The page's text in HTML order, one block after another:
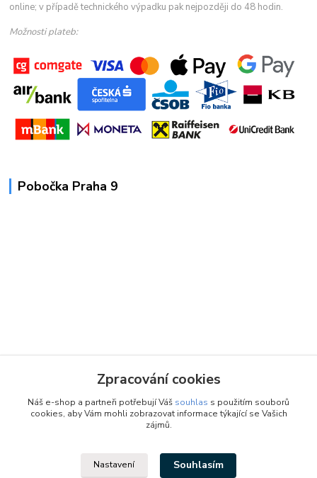
online; v případě technického výpadku pak nejpozději do 48 hodin.
Možnosti plateb:
Pobočka Praha 9
Zpracování cookies
Náš e-shop a partneři potřebují Váš souhlas s použitím souborů
cookies, aby Vám mohli zobrazovat informace týkající se Vašich
zájmů.
Nastavení Souhlasím